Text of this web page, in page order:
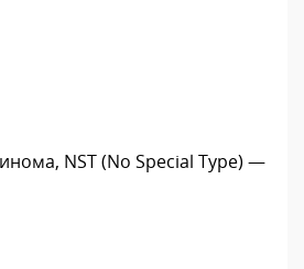
NST (No Special Type) —